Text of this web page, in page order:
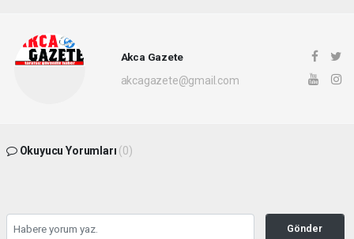
Akca Gazete
akcagazete@gmail.com
Okuyucu Yorumları (0)
Gönder